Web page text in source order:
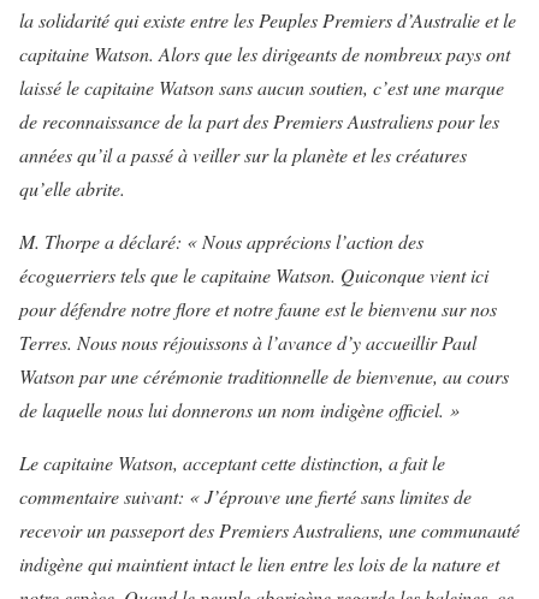
la solidarité qui existe entre les Peuples Premiers d’Australie et le
capitaine Watson. Alors que les dirigeants de nombreux pays ont
laissé le capitaine Watson sans aucun soutien, c’est une marque
de reconnaissance de la part des Premiers Australiens pour les
années qu’il a passé à veiller sur la planète et les créatures
qu’elle abrite.
M. Thorpe a déclaré: « Nous apprécions l’action des
écoguerriers tels que le capitaine Watson. Quiconque vient ici
pour défendre notre flore et notre faune est le bienvenu sur nos
Terres. Nous nous réjouissons à l’avance d’y accueillir Paul
Watson par une cérémonie traditionnelle de bienvenue, au cours
de laquelle nous lui donnerons un nom indigène officiel. »
Le capitaine Watson, acceptant cette distinction, a fait le
commentaire suivant: « J’éprouve une fierté sans limites de
recevoir un passeport des Premiers Australiens, une communauté
indigène qui maintient intact le lien entre les lois de la nature et